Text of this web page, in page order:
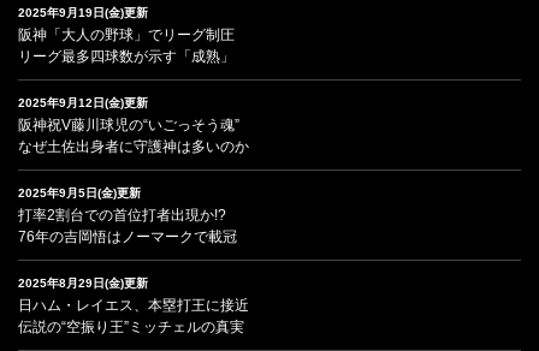
2025年9月19日(金)更新
阪神「大人の野球」でリーグ制圧
リーグ最多四球数が示す「成熟」
2025年9月12日(金)更新
阪神祝V藤川球児の“いごっそう魂”
なぜ土佐出身者に守護神は多いのか
2025年9月5日(金)更新
打率2割台での首位打者出現か!?
76年の吉岡悟はノーマークで載冠
2025年8月29日(金)更新
日ハム・レイエス、本塁打王に接近
伝説の“空振り王”ミッチェルの真実